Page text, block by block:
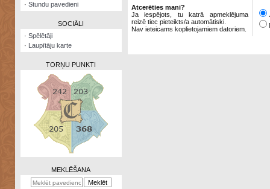
Zināšanu
· Stundu pavedieni
SOCIĀLI
· Spēlētāji
· Laupītāju karte
TORŅU PUNKTI
MEKLĒŠANA
Atcerēties mani?
Ja iespējots, tu katrā apmeklējuma
reizē tiec pieteikts/a automātiski.
Nav ieteicams koplietojamiem datoriem.